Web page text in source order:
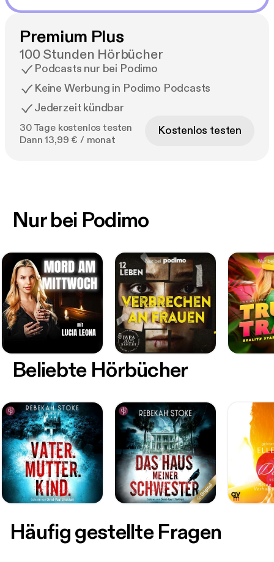
Premium Plus
100 Stunden Hörbücher
Podcasts nur bei Podimo
Keine Werbung in Podimo Podcasts
Jederzeit kündbar
30 Tage kostenlos testen
Dann 13,99 € / monat
Kostenlos testen
Nur bei Podimo
Beliebte Hörbücher
Häufig gestellte Fragen